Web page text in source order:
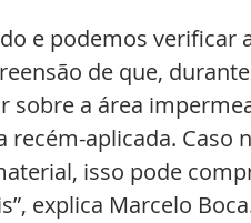
e podemos verificar
de que,
sobre a área
aplicada. Caso
isso pode
explica Marcelo